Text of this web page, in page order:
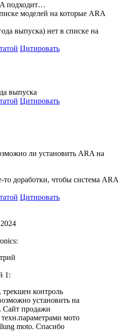
подходит…
моделей на которые ARA
выпуска) нет в списке на
Цитировать
выпуска
Цитировать
ли установить ARA на
доработки, чтобы система ARA
Цитировать
1:
контроль
установить на
Сайт продажи
мото
moto. Спасибо